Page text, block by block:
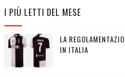
I PIÙ LETTI DEL MESE
LA
IN ITALIA